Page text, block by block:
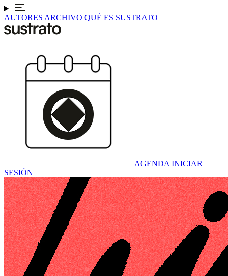
AUTORES ARCHIVO QUÉ ES SUSTRATO
AGENDA INICIAR
SESIÓN